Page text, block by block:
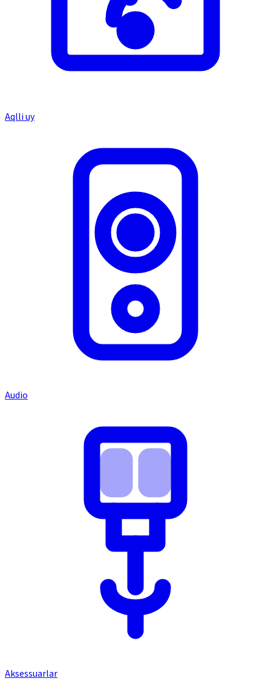
Aqlli uy
Audio
Aksessuarlar